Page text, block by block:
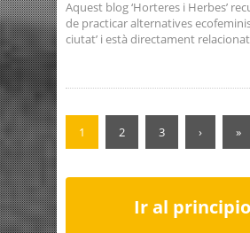
Aquest blog ‘Horteres i Herbes’
de practicar alternatives
ciutat’ i està directament
1 2 3 › »
Ir al